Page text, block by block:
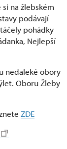
na žlebském
podávají
pohádky
Nejlepší
nedaleké obory
Oboru Žleby
ZDE